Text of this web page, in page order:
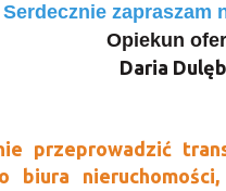
Serdecznie zapraszam
Opiekun
Daria
przeprowadzić
biura